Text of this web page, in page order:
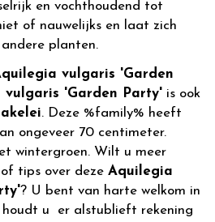
en vochthoudend tot
of nauwelijks en laat zich
planten.
vulgaris 'Garden
vulgaris 'Garden Party' is ook
. Deze %family% heeft
ongeveer 70 centimeter.
wintergroen. Wilt u meer
tips over deze Aquilegia
? U bent van harte welkom in
houdt u er alstublieft rekening